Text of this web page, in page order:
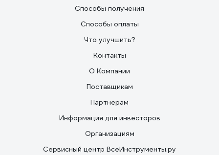
Способы получения
Способы оплаты
Что улучшить?
Контакты
О Компании
Поставщикам
Партнерам
Информация для инвесторов
Организациям
Сервисный центр ВсеИнструменты.ру